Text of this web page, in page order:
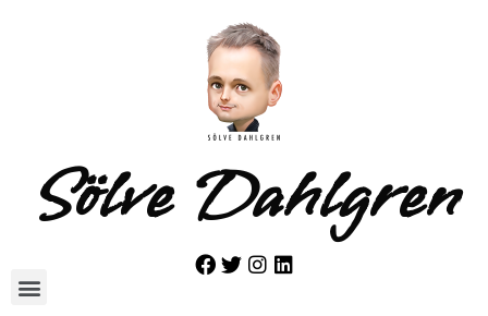
Sölve Dahlgren